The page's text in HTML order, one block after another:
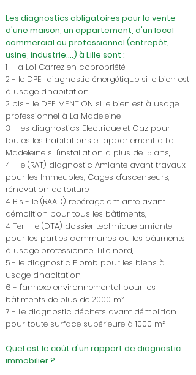
Les diagnostics obligatoires pour la vente
d'une maison, un appartement, d'un local
commercial ou professionnel (entrepôt,
usine, industrie....) à Lille sont :
1 - la Loi Carrez en copropriété,
2 - le DPE diagnostic énergétique si le bien est
à usage d'habitation,
2 bis - le DPE MENTION si le bien est à usage
professionnel à La Madeleine,
3 - les diagnostics Electrique et Gaz pour
toutes les habitations et appartement à La
Madeleine si l'installation a plus de 15 ans,
4 - le (RAT) diagnostic Amiante avant travaux
pour les Immeubles, Cages d'ascenseurs,
rénovation de toiture,
4 Bis - le (RAAD) repérage amiante avant
démolition pour tous les bâtiments,
4 Ter - le (DTA) dossier technique amiante
pour les parties communes ou les bâtiments
à usage professionnel Lille nord,
5 - le diagnostic Plomb pour les biens à
usage d'habitation,
6 - l'annexe environnemental pour les
bâtiments de plus de 2000 m²,
7 - Le diagnostic déchets avant démolition
pour toute surface supérieure à 1000 m²
Quel est le coût d'un rapport de diagnostic
immobilier ?